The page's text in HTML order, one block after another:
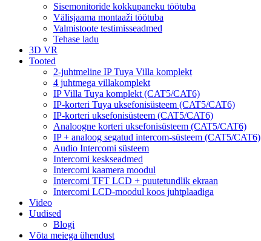
Sisemonitoride kokkupaneku töötuba
Välisjaama montaaži töötuba
Valmistoote testimisseadmed
Tehase ladu
3D VR
Tooted
2-juhtmeline IP Tuya Villa komplekt
4 juhtmega villakomplekt
IP Villa Tuya komplekt (CAT5/CAT6)
IP-korteri Tuya uksefonisüsteem (CAT5/CAT6)
IP-korteri uksefonisüsteem (CAT5/CAT6)
Analoogne korteri uksefonisüsteem (CAT5/CAT6)
IP + analoog segatud intercom-süsteem (CAT5/CAT6)
Audio Intercomi süsteem
Intercomi keskseadmed
Intercomi kaamera moodul
Intercomi TFT LCD + puutetundlik ekraan
Intercomi LCD-moodul koos juhtplaadiga
Video
Uudised
Blogi
Võta meiega ühendust